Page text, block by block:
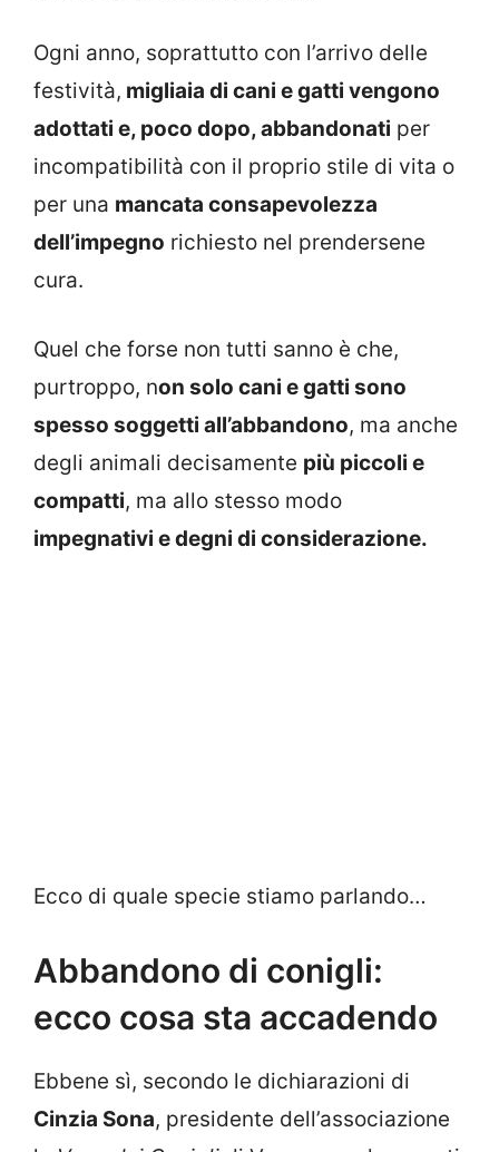
Ogni anno, soprattutto con l’arrivo delle
festività, migliaia di cani e gatti vengono
adottati e, poco dopo, abbandonati per
incompatibilità con il proprio stile di vita o
per una mancata consapevolezza
dell’impegno richiesto nel prendersene
cura.
Quel che forse non tutti sanno è che,
purtroppo, non solo cani e gatti sono
spesso soggetti all’abbandono, ma anche
degli animali decisamente più piccoli e
compatti, ma allo stesso modo
impegnativi e degni di considerazione.
Ecco di quale specie stiamo parlando…
Abbandono di conigli:
ecco cosa sta accadendo
Ebbene sì, secondo le dichiarazioni di
Cinzia Sona, presidente dell’associazione